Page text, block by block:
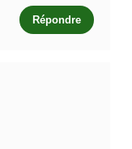
Répondre